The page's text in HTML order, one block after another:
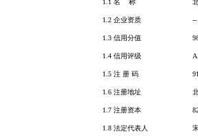
1.1 名 称
1.2 企业资质 --
1.3 信用分值
1.4 信用评级
1.5 注 册 码
1.6 注册地址
1.7 注册资本
1.8 法定代表人